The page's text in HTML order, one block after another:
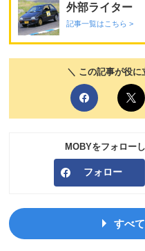
外部ライター
記事一覧はこちら >
＼ この記事が役に
MOBYをフォロー
フォロー
すべ